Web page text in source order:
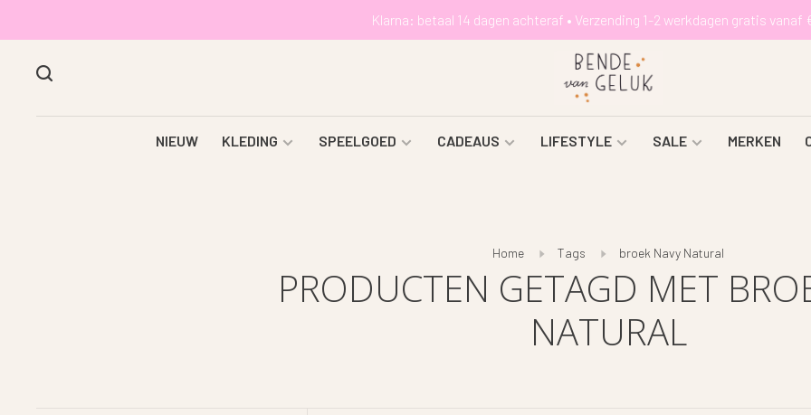
Klarna: betaal 14 dagen achteraf • Verzending 1-2 werkdagen gratis vanaf
NIEUW KLEDING SPEELGOED CADEAUS LIFESTYLE SALE MERKEN
Home Tags broek Navy Natural
PRODUCTEN GETAGD MET
NATURAL